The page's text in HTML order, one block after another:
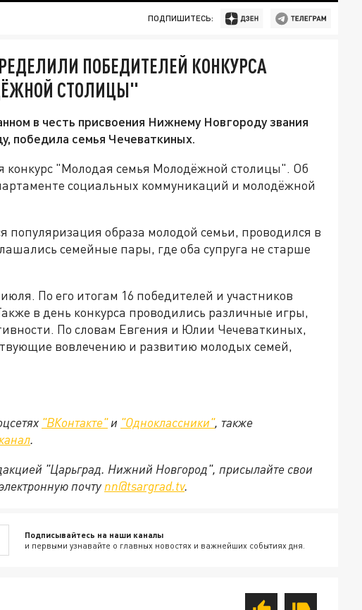
ПОДПИШИТЕСЬ:
ПОБЕДИТЕЛЕЙ КОНКУРСА
СТОЛИЦЫ"
в честь присвоения Нижнему Новгороду звания
победила семья Чечеваткиных.
конкурс "Молодая семья Молодёжной столицы". Об
социальных коммуникаций и молодёжной
популяризация образа молодой семьи, проводился в
семейные пары, где оба супруга не старше
По его итогам 16 победителей и участников
в день конкурса проводились различные игры,
По словам Евгения и Юлии Чечеваткиных,
вовлечению и развитию молодых семей,
"ВКонтакте"и "Одноклассники", также
.
"Царьград. Нижний Новгород", присылайте свои
почту nn@tsargrad.tv.
Подписывайтесь на наши каналы
и первыми узнавайте о главных новостях и важнейших событиях дня.